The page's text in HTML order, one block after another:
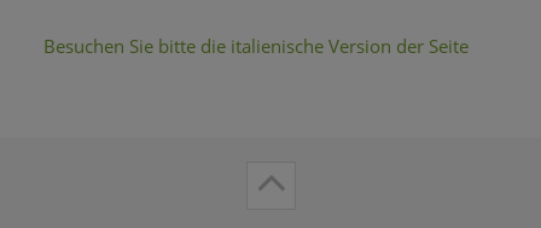
Besuchen Sie bitte die italienische Version der Seite